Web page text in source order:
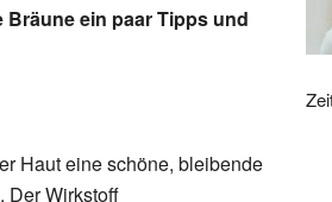
ein paar Tipps und
Haut eine schöne, bleibende
. Der Wirkstoff